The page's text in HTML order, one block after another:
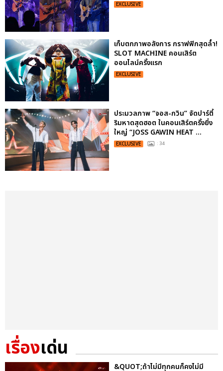
EXCLUSIVE
เก็บตกภาพอลังการ กราฟฟิกสุดล้ำ!
SLOT MACHINE คอนเสิร์ต
ออนไลน์ครั้งแรก
EXCLUSIVE
ประมวลภาพ “จอส-กวิน” จัดปาร์ตี้
ริมหาดสุดฮอต ในคอนเสิร์ตครั้งยิ่ง
ใหญ่ “JOSS GAWIN HEAT ...
EXCLUSIVE : 34
เรื่องเด่น
&QUOT;ถ้าไม่มีทุกคนก็คงไม่มี